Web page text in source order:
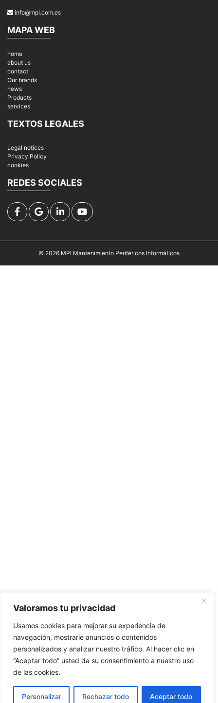
Valoramos tu privacidad
Usamos cookies para mejorar su experiencia de
navegación, mostrarle anuncios o contenidos
personalizados y analizar nuestro tráfico. Al hacer clic en
“Aceptar todo” usted da su consentimiento a nuestro uso
de las cookies.
Personalizar Rechazar todo Aceptar todo
info@mpi.com.es
MAPA WEB
home
about us
contact
Our brands
news
Products
services
TEXTOS LEGALES
Legal notices
Privacy Policy
cookies
REDES SOCIALES
© 2026 MPI Mantenimiento Periféricos Informáticos